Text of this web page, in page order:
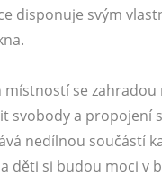
disponuje svým
se zahradou
svobody a propojení
nedílnou součástí
děti si budou moci v